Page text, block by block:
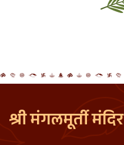
श्री मंगलमूर्ती मंदिर